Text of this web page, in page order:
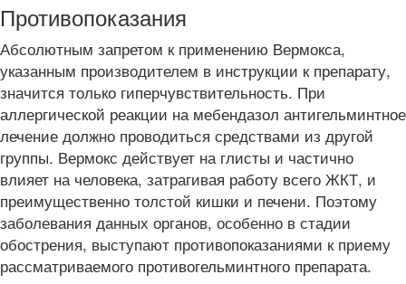
Противопоказания
Абсолютным запретом к применению Вермокса,
указанным производителем в инструкции к препарату,
значится только гиперчувствительность. При
аллергической реакции на мебендазол антигельминтное
лечение должно проводиться средствами из другой
группы. Вермокс действует на глисты и частично
влияет на человека, затрагивая работу всего ЖКТ, и
преимущественно толстой кишки и печени. Поэтому
заболевания данных органов, особенно в стадии
обострения, выступают противопоказаниями к приему
рассматриваемого противогельминтного препарата.